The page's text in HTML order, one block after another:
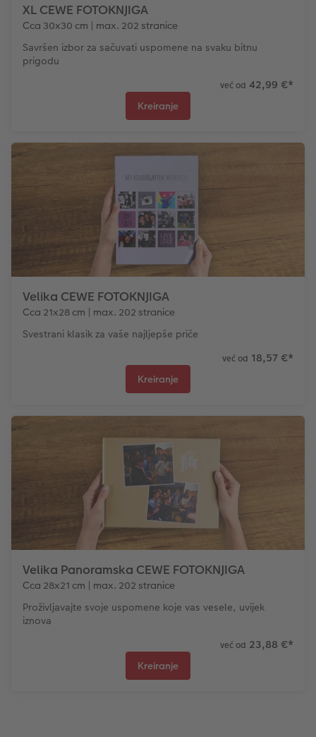
XL CEWE FOTOKNJIGA
Cca 30x30 cm | max. 202 stranice
Savršen izbor za sačuvati uspomene na svaku bitnu
prigodu
već od 42,99 €*
Kreiranje
Velika CEWE FOTOKNJIGA
Cca 21x28 cm | max. 202 stranice
Svestrani klasik za vaše najljepše priče
već od 18,57 €*
Kreiranje
Velika Panoramska CEWE FOTOKNJIGA
Cca 28x21 cm | max. 202 stranice
Proživljavajte svoje uspomene koje vas vesele, uvijek
iznova
već od 23,88 €*
Kreiranje